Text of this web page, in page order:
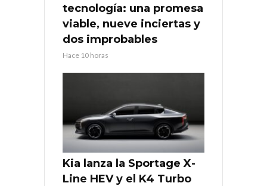
tecnología: una promesa
viable, nueve inciertas y
dos improbables
Hace 10 horas
Kia lanza la Sportage X-
Line HEV y el K4 Turbo